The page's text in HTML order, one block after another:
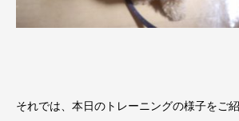
それでは、本日のトレーニングの様子をご